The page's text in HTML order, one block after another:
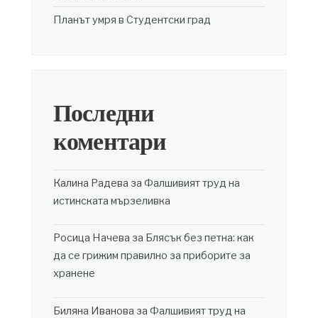
Планът умря в Студентски град
Последни
коментари
Калина Радева за Фалшивият труд на
истинската мързеливка
Росица Начева за Блясък без петна: как
да се грижим правилно за приборите за
хранене
Биляна Иванова за Фалшивият труд на